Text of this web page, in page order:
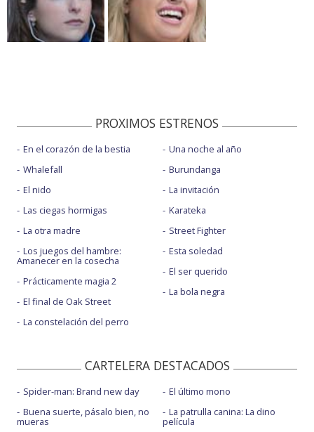
PROXIMOS ESTRENOS
En el corazón de la bestia
Whalefall
El nido
Las ciegas hormigas
La otra madre
Los juegos del hambre:
Amanecer en la cosecha
Prácticamente magia 2
El final de Oak Street
La constelación del perro
Una noche al año
Burundanga
La invitación
Karateka
Street Fighter
Esta soledad
El ser querido
La bola negra
CARTELERA DESTACADOS
Spider-man: Brand new day
Buena suerte, pásalo bien, no
mueras
El último mono
La patrulla canina: La dino
película